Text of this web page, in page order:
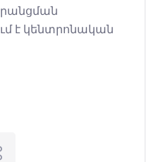
է կենտրոնական